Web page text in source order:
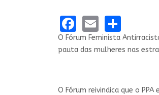
Facebook
Email
O Fórum Feminista
pauta das mulheres nas
O Fórum reivindica que o